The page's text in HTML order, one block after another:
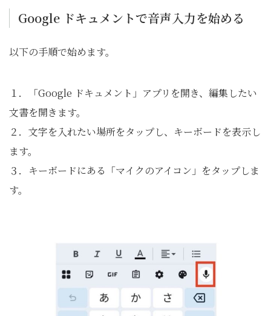
Google ドキュメントで音声入力を始める
以下の手順で始めます。
１．「Google ドキュメント」アプリを開き、編集したい
文書を開きます。
２．文字を入れたい場所をタップし、キーボードを表示し
ます。
３．キーボードにある「マイクのアイコン」をタップしま
す。